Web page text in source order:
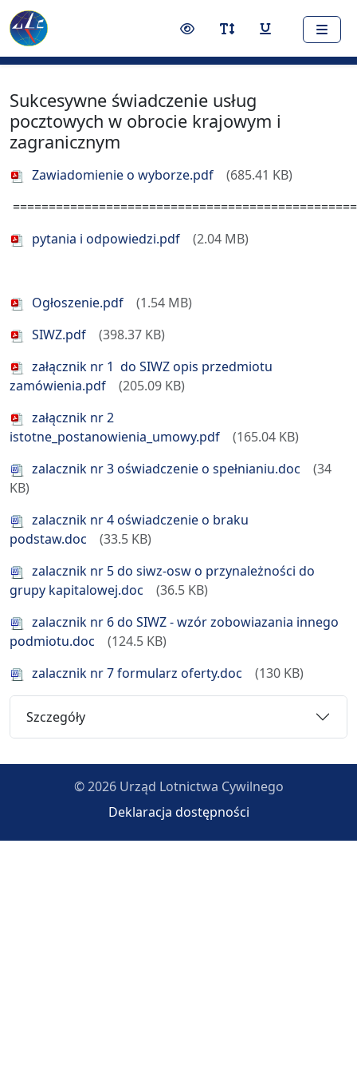
Nawigacja
Treść
Narzędzia dostępności
Przełącz rozmiar
Przełącz
Sukcesywne świadczenie usług
pocztowych w obrocie krajowym i
zagranicznym
Zawiadomienie o wyborze.pdf
685.41 KB
pytania i odpowiedzi.pdf
2.04 MB
Ogłoszenie.pdf
1.54 MB
SIWZ.pdf
398.37 KB
załącznik nr 1 do SIWZ opis przedmiotu
zamówienia.pdf
205.09 KB
załącznik nr 2
istotne_postanowienia_umowy.pdf
165.04 KB
zalacznik nr 3 oświadczenie o spełnianiu.doc
34
KB
zalacznik nr 4 oświadczenie o braku
podstaw.doc
33.5 KB
zalacznik nr 5 do siwz-osw o przynależności do
grupy kapitalowej.doc
36.5 KB
zalacznik nr 6 do SIWZ - wzór zobowiazania innego
podmiotu.doc
124.5 KB
zalacznik nr 7 formularz oferty.doc
130 KB
Szczegóły
© 2026 Urząd Lotnictwa Cywilnego
Deklaracja dostępności